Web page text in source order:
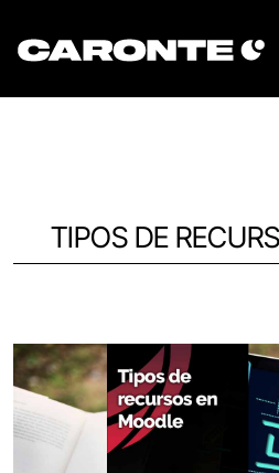
TIPOS DE